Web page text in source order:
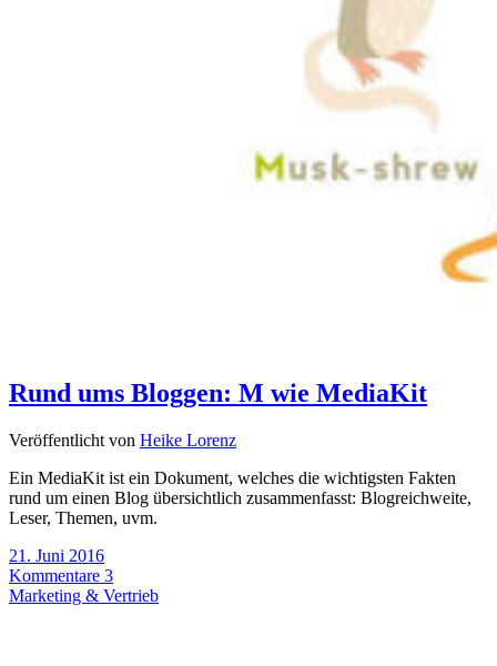
Rund ums Bloggen: M wie MediaKit
Veröffentlicht von Heike Lorenz
Ein MediaKit ist ein Dokument, welches die wichtigsten Fakten
rund um einen Blog übersichtlich zusammenfasst: Blogreichweite,
Leser, Themen, uvm.
21. Juni 2016
Kommentare 3
Marketing & Vertrieb